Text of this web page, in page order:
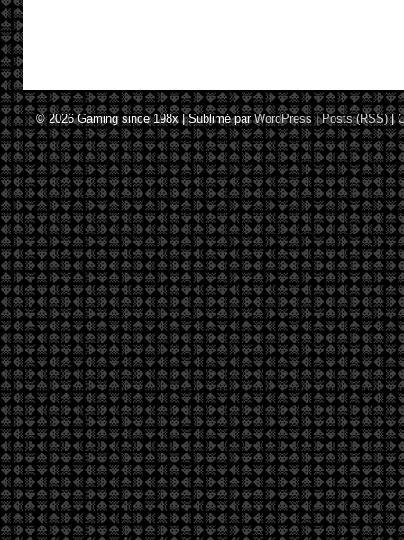
© 2026Gaming since 198x|Sublimé parWordPress |Posts (RSS)|